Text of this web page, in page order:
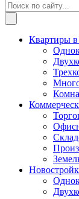
Квартиры